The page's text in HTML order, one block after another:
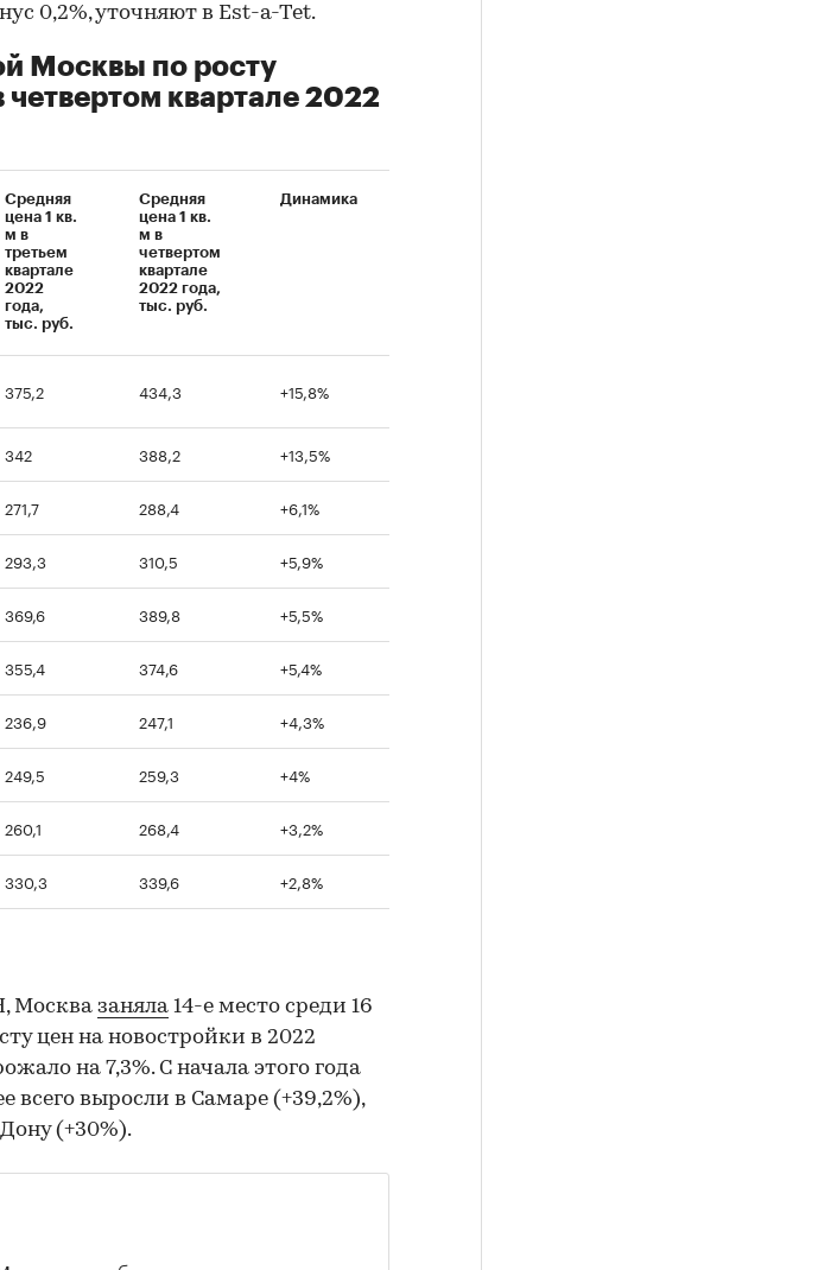
0,2%, уточняют в Est-a-Tet.
Москвы по росту
четвертом квартале 2022
Средняя
цена 1 кв.
м в
третьем
квартале
2022
года,
тыс. руб.
Средняя
цена 1 кв.
м в
четвертом
квартале
2022 года,
тыс. руб.
Динамика
375,2 434,3 +15,8%
342 388,2 +13,5%
271,7 288,4 +6,1%
293,3 310,5 +5,9%
369,6 389,8 +5,5%
355,4 374,6 +5,4%
236,9 247,1 +4,3%
249,5 259,3 +4%
260,1 268,4 +3,2%
330,3 339,6 +2,8%
Москва заняла 14-е место среди 16
цен на новостройки в 2022
на 7,3%. С начала этого года
всего выросли в Самаре (+39,2%),
(+30%).